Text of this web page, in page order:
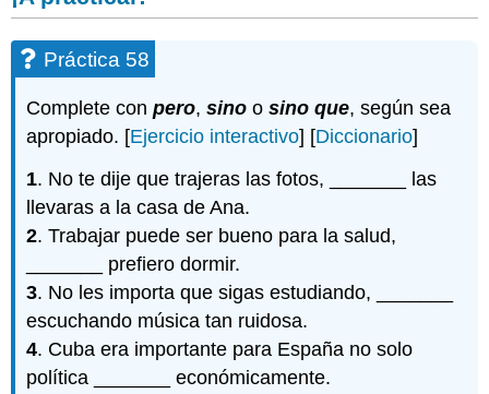
Práctica 58
Complete conpero,sino osino que, según sea
apropiado. [Ejercicio interactivo] [Diccionario]
1. No te dije que trajeras las fotos, _______ las
llevaras a la casa de Ana.
2. Trabajar puede ser bueno para la salud,
_______ prefiero dormir.
3. No les importa que sigas estudiando, _______
escuchando música tan ruidosa.
4. Cuba era importante para España no solo
política _______ económicamente.